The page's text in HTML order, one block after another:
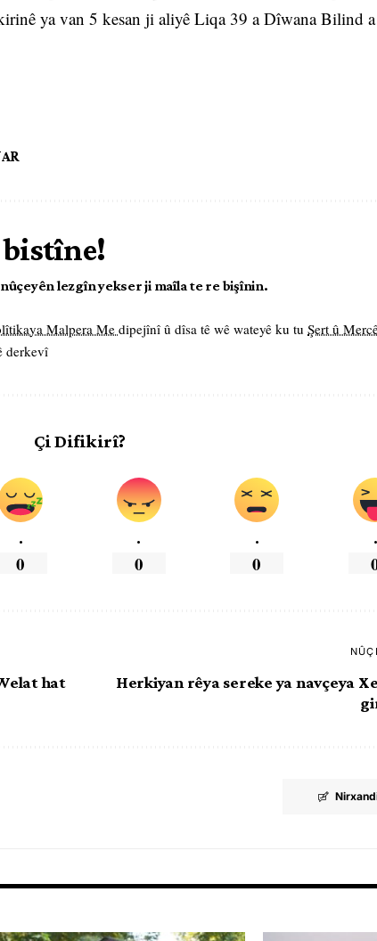
ya van 5 kesan ji aliyê Liqa 39 a Dîwana Bilind
bistîne!
lezgîn yekser ji maîla te re bişînin.
Malpera Me dipejînî û dîsa tê wê wateyê ku tu Şert û
derkevî
Çi Difikirî?
.
0
.
0
.
0
.
hat
Herkiyan rêya sereke ya navçeya